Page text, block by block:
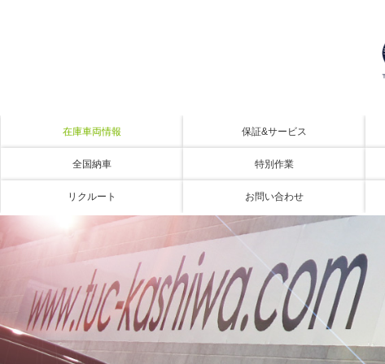
在庫車両情報 保証&サービス
全国納車 特別作業
リクルート お問い合わせ